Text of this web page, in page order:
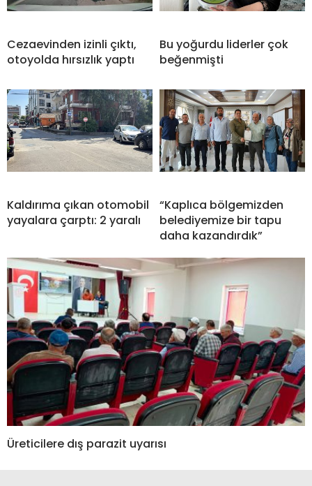
Cezaevinden izinli çıktı,
otoyolda hırsızlık yaptı
Bu yoğurdu liderler çok
beğenmişti
Kaldırıma çıkan otomobil
yayalara çarptı: 2 yaralı
“Kaplıca bölgemizden
belediyemize bir tapu
daha kazandırdık”
Üreticilere dış parazit uyarısı